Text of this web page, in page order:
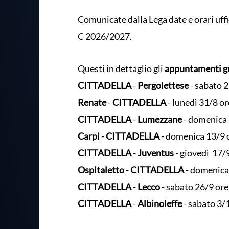
Comunicate dalla Lega date e orari
C 2026/2027.
Questi in dettaglio gliappuntamenti
CITTADELLA-Pergolettese- sabato
Renate-CITTADELLA- lunedì 31/8
CITTADELLA-Lumezzane-
Carpi-CITTADELLA- domenica 13/9
CITTADELLA-Juventus- giovedì 17/
Ospitaletto-CITTADELLA-
CITTADELLA-Lecco- sabato 26/9
CITTADELLA-Albinoleffe- sabato 3/